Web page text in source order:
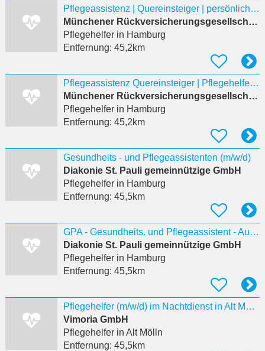
Pflegeassistenz | Quereinsteiger | persönliche Begleitung im Alltag (m/w/d) für Rollstuhlfahrer
Münchener Rückversicherungsgesellschaft AG / Munich RE
Pflegehelferin Hamburg
Entfernung: 45,2km
Pflegeassistenz Quereinsteiger | Pflegehelfer | Alltagsbegleiter (m/w/d) für Rollstuhlfahrer
Münchener Rückversicherungsgesellschaft AG / Munich RE
Pflegehelferin Hamburg
Entfernung: 45,2km
Gesundheits - und Pflegeassistenten (m/w/d)
Diakonie St. Pauli gemeinnützige GmbH
Pflegehelferin Hamburg
Entfernung: 45,5km
GPA - Gesundheits. und Pflegeassistent - Auto/Fahrradtouren - Spätdienst - St.Pauli
Diakonie St. Pauli gemeinnützige GmbH
Pflegehelferin Hamburg
Entfernung: 45,5km
Pflegehelfer (m/w/d) im Nachtdienst in Alt Mölln
Vimoria GmbH
Pflegehelferin Alt Mölln
Entfernung: 45,5km